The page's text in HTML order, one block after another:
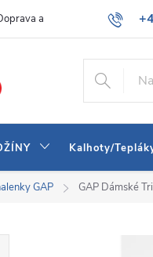
a platba Obchodní
Kalhoty/
GAP GAP Dámské